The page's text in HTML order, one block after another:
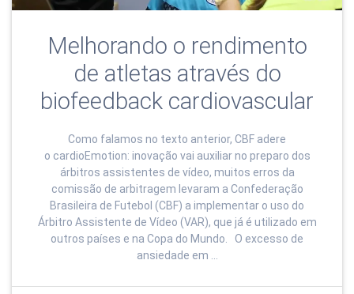
Melhorando o rendimento
de atletas através do
biofeedback cardiovascular
Como falamos no texto anterior, CBF adere
o cardioEmotion: inovação vai auxiliar no preparo dos
árbitros assistentes de vídeo, muitos erros da
comissão de arbitragem levaram a Confederação
Brasileira de Futebol (CBF) a implementar o uso do
Árbitro Assistente de Vídeo (VAR), que já é utilizado em
outros países e na Copa do Mundo. O excesso de
ansiedade em …